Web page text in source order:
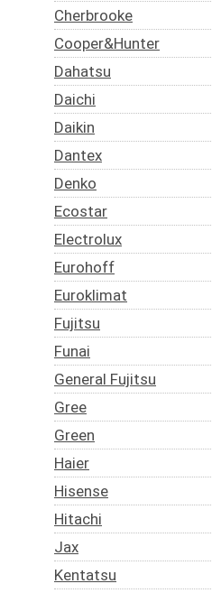
Cherbrooke
Cooper&Hunter
Dahatsu
Daichi
Daikin
Dantex
Denko
Ecostar
Electrolux
Eurohoff
Euroklimat
Fujitsu
Funai
General Fujitsu
Gree
Green
Haier
Hisense
Hitachi
Jax
Kentatsu